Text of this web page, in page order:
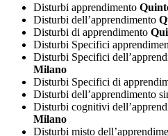
Disturbi apprendimento
Disturbi dell’apprendimento
Disturbi di apprendimento
Disturbi Specifici
Disturbi Specifici
Milano
Disturbi Specifici di
Disturbi dell’apprendimento
Disturbi cognitivi
Milano
Disturbi misto